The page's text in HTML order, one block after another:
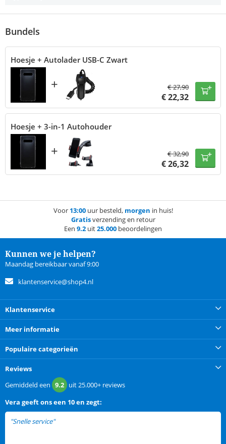
Bundels
Hoesje + Autolader USB-C Zwart
+ €27,90
€22,32
Hoesje + 3-in-1 Autohouder
+ €32,90
€26,32
Voor 13:00uur besteld, morgen in huis!
Gratisverzending en retour
Een 9.2 uit25.000 beoordelingen
Kunnen we je helpen?
Maandag bereikbaar vanaf 9:00
klantenservice@shop4.nl
Klantenservice
Meer informatie
Populaire categorieën
Reviews
Gemiddeld een 9.2 uit25.000+ reviews
Vera geeft ons een 10 en zegt:
"Snelle service"